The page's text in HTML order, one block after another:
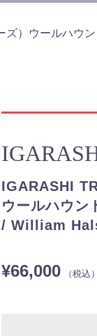
）
ウールハウ
IGARASHI
ウールハウン
/ William
¥66,000 （税込）